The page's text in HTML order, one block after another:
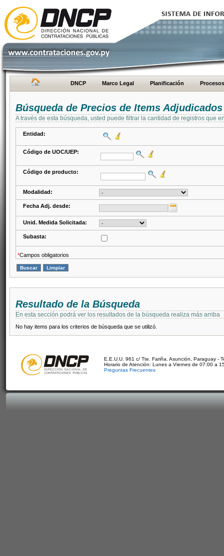
DNCP Marco Legal Planificación Procesos
Búsqueda de Precios de Items Adjudicados
A través de esta búsqueda, usted puede filtrar la cantidad de registros que
Entidad:
Código de UOC/UEP:
Código de producto:
Modalidad:
Fecha Adj. desde:
Unid. Medida Solicitada:
Subasta:
*Campos obligatorios
Resultado de la Búsqueda
En esta sección podrá ver los resultados de la búsqueda realiza más arriba
No hay items para los criterios de búsqueda que se utilizó.
E.E.U.U. 961 c/ Tte. Fariña. Asunción, Paraguay -
Horario de Atención: Lunes a Viernes de 07:00 a
Preguntas Frecuentes